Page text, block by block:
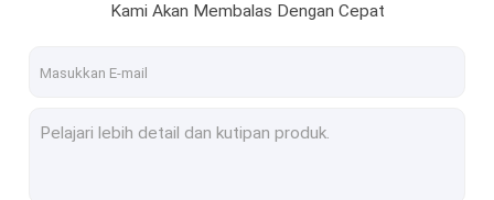
Pendingin Cairan
Radiator Pendingin CPU
Kami Akan Membalas Dengan Cepat